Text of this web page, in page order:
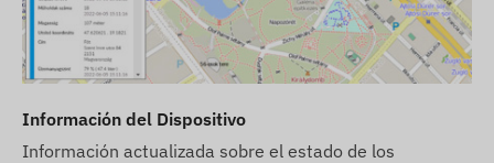
Información del Dispositivo
Información actualizada sobre el estado de los